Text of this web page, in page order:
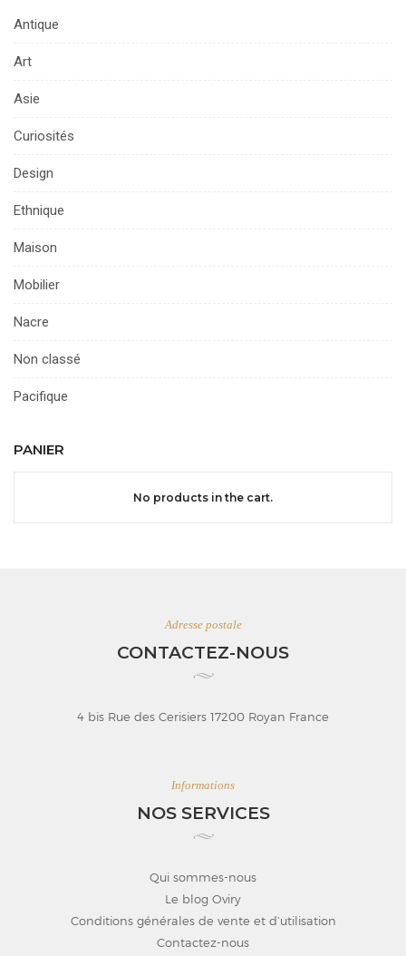
Antique
Art
Asie
Curiosités
Design
Ethnique
Maison
Mobilier
Nacre
Non classé
Pacifique
PANIER
No products in the cart.
Adresse postale
CONTACTEZ-NOUS
4 bis Rue des Cerisiers 17200 Royan France
Informations
NOS SERVICES
Qui sommes-nous
Le blog Oviry
Conditions générales de vente et d’utilisation
Contactez-nous